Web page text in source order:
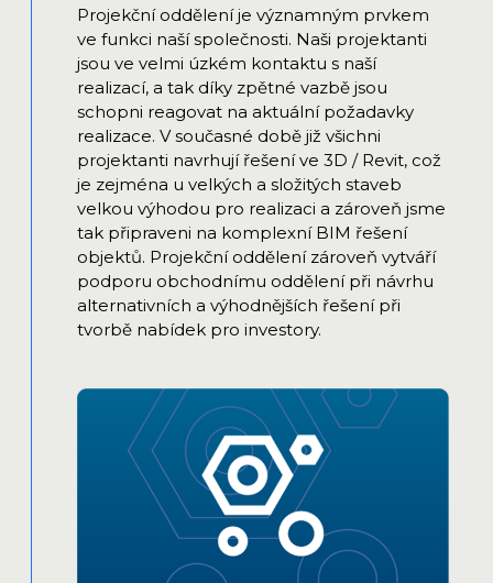
Projekční oddělení je významným prvkem
ve funkci naší společnosti. Naši projektanti
jsou ve velmi úzkém kontaktu s naší
realizací, a tak díky zpětné vazbě jsou
schopni reagovat na aktuální požadavky
realizace. V současné době již všichni
projektanti navrhují řešení ve 3D / Revit, což
je zejména u velkých a složitých staveb
velkou výhodou pro realizaci a zároveň jsme
tak připraveni na komplexní BIM řešení
objektů. Projekční oddělení zároveň vytváří
podporu obchodnímu oddělení při návrhu
alternativních a výhodnějších řešení při
tvorbě nabídek pro investory.